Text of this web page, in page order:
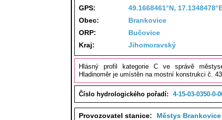
GPS:
49.1668461°N,
Obec:
Brankovice
ORP:
Bučovice
Kraj:
Jihomoravský
Hlásný profil kategorie C ve správě
Hladinoměr je umístěn na mostní konstrukci č.
Číslo hydrologického pořadí: 4-15-03-0350-0-
Provozovatel stanice:
Městys Brankovice